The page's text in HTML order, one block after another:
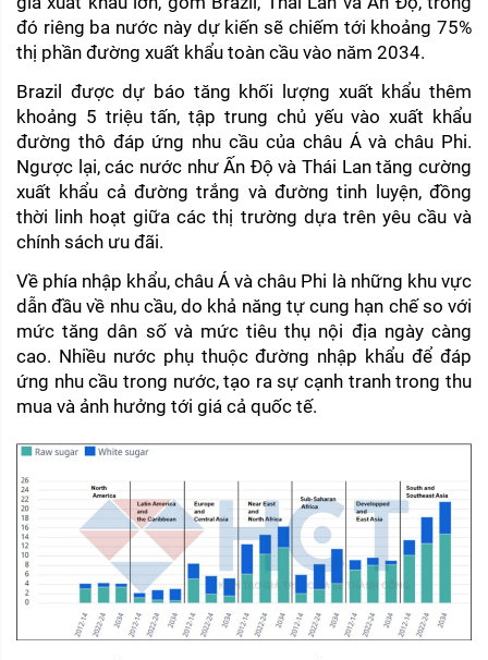
đó riêng ba nước này dự kiến sẽ chiếm tới khoảng 75%
thị phần đường xuất khẩu toàn cầu vào năm 2034.
Brazil được dự báo tăng khối lượng xuất khẩu thêm
khoảng 5 triệu tấn, tập trung chủ yếu vào xuất khẩu
đường thô đáp ứng nhu cầu của châu Á và châu Phi.
Ngược lại, các nước như Ấn Độ và Thái Lan tăng cường
xuất khẩu cả đường trắng và đường tinh luyện, đồng
thời linh hoạt giữa các thị trường dựa trên yêu cầu và
chính sách ưu đãi.
Về phía nhập khẩu, châu Á và châu Phi là những khu vực
dẫn đầu về nhu cầu, do khả năng tự cung hạn chế so với
mức tăng dân số và mức tiêu thụ nội địa ngày càng
cao. Nhiều nước phụ thuộc đường nhập khẩu để đáp
ứng nhu cầu trong nước, tạo ra sự cạnh tranh trong thu
mua và ảnh hưởng tới giá cả quốc tế.